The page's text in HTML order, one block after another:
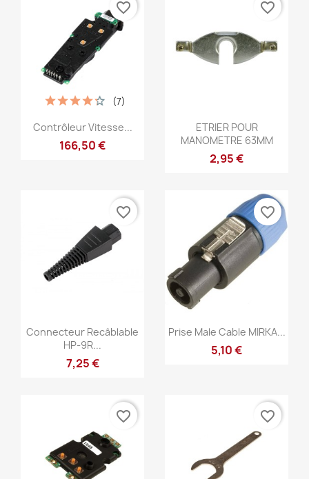
Aperçu rapide
Contrôleur Vitesse...
166,50 €
(7)
favorite_border
Aperçu rapide
ETRIER POUR
MANOMETRE 63MM
2,95 €
favorite_border
Aperçu rapide
Connecteur Recâblable
HP-9R...
7,25 €
favorite_border
Aperçu rapide
Prise Male Cable MIRKA...
5,10 €
favorite_border
favorite_border favorite_border